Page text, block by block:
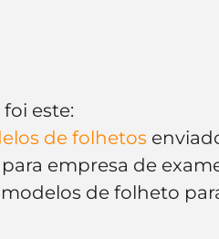
este:
de folhetos
empresa de
de folheto